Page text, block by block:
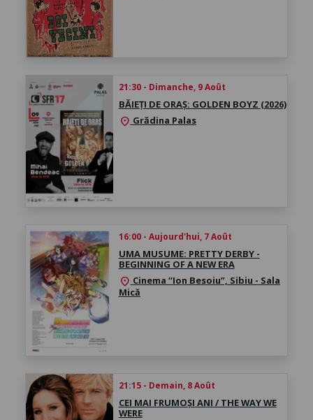
21:30 - Dimanche, 9 Août
BĂIEȚI DE ORAȘ: GOLDEN BOYZ (2026)
location_on Grădina Palas
16:00 - Aujourd'hui, 7 Août
UMA MUSUME: PRETTY DERBY -
BEGINNING OF A NEW ERA
location_on Cinema “Ion Besoiu”, Sibiu - Sala
Mică
21:15 - Demain, 8 Août
CEI MAI FRUMOȘI ANI / THE WAY WE
WERE